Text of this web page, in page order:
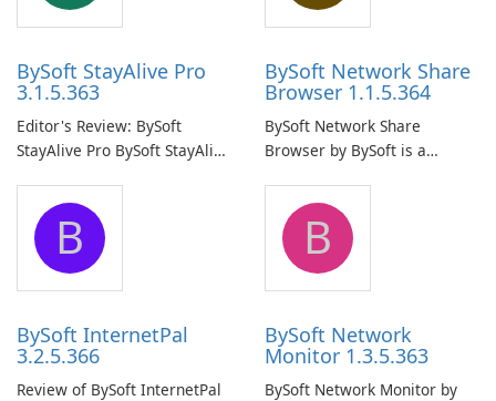
BySoft StayAlive Pro
3.1.5.363
Editor's Review: BySoft
StayAlive Pro BySoft StayAlive
application designed to
ensure the continuous and
uninterrupted operation of
your computer system.
BySoft Network Share
Browser 1.1.5.364
BySoft Network Share
Browser by BySoft is a
application that allows users
to easily browse and manage
shared folders on their
network.
B
BySoft InternetPal
3.2.5.366
Review of BySoft InternetPal
B
BySoft Network
Monitor 1.3.5.363
BySoft Network Monitor by